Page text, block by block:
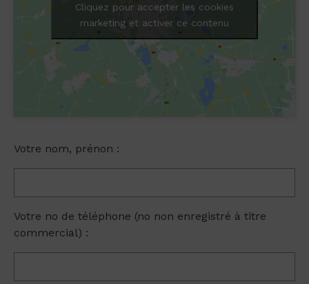
Cliquez pour accepter les cookies
marketing et activer ce contenu
Votre nom, prénon :
Votre no de téléphone (no non enregistré à titre
commercial) :